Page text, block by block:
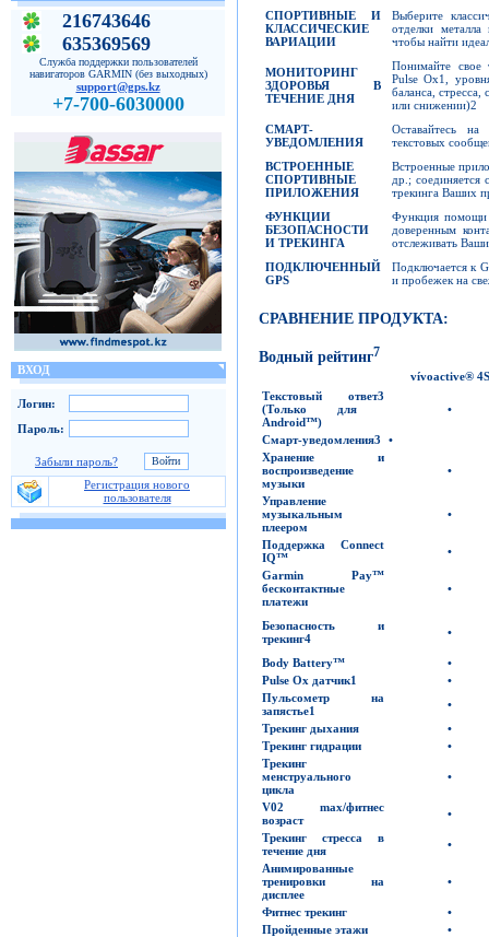
216743646
635369569
Служба поддержки пользователей
навигаторов GARMIN (без выходных)
support@gps.kz
+7-700-6030000
ВХОД
Логин:
Пароль:
Забыли пароль?
Регистрация нового
пользователя
СПОРТИВНЫЕ И
КЛАССИЧЕСКИЕ
ВАРИАЦИИ
Выберите
отделки
чтобы найти
МОНИТОРИНГ
ЗДОРОВЬЯ В
ТЕЧЕНИЕ ДНЯ
Понимайте свое
Pulse Ox1,
баланса,
или снижении)2
СМАРТ-
УВЕДОМЛЕНИЯ
Оставайтесь
текстовых
ВСТРОЕННЫЕ
СПОРТИВНЫЕ
ПРИЛОЖЕНИЯ
Встроенные
др.;
трекинга Ваших
ФУНКЦИИ
БЕЗОПАСНОСТИ
И ТРЕКИНГА
Функция помощи
доверенным
отслеживать
ПОДКЛЮЧЕННЫЙ
GPS
Подключается к
и пробежек на
СРАВНЕНИЕ ПРОДУКТА:
Водный рейтинг7
vívoactive® 4S
Текстовый ответ3
(Только для
Android™)
•
Смарт-уведомления3
•
Хранение и
воспроизведение
музыки
•
Управление
музыкальным
плеером
•
Поддержка Connect
IQ™
•
Garmin Pay™
бесконтактные
платежи
•
Безопасность и
трекинг4 •
Body Battery™
•
Pulse Ox датчик1
•
Пульсометр на
запястье1
•
Трекинг дыхания
•
Трекинг гидрации
•
Трекинг
менструального
цикла
•
V02 max/фитнес
возраст
•
Трекинг стресса в
течение дня
•
Анимированные
тренировки на
дисплее
•
Фитнес трекинг
•
Пройденные этажи
•